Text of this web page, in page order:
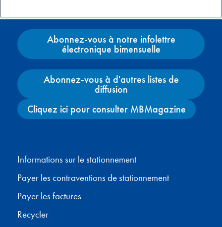
Abonnez-vous à notre infolettre
électronique bimensuelle
Abonnez-vous à d'autres listes de
diffusion
Cliquez ici pour consulter MBMagazine
Informations sur le stationnement
Payer les contraventions de stationnement
Payer les factures
Recycler